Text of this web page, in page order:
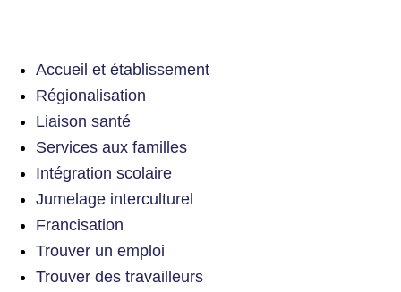
Accueil et établissement
Régionalisation
Liaison santé
Services aux familles
Intégration scolaire
Jumelage interculturel
Francisation
Trouver un emploi
Trouver des travailleurs